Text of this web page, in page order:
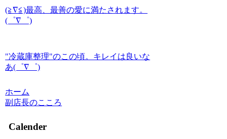
(≧∇≦)最高、最善の愛に満たされます。
(゜∇゜)
"冷蔵庫整理"のこの頃。キレイは良いな
あ(゜∇゜)
ホーム
副店長のこころ
Calender